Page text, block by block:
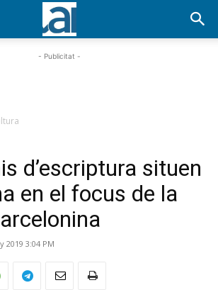
- Publicitat -
d’escriptura situen
en el focus de la
2019 3:04 PM